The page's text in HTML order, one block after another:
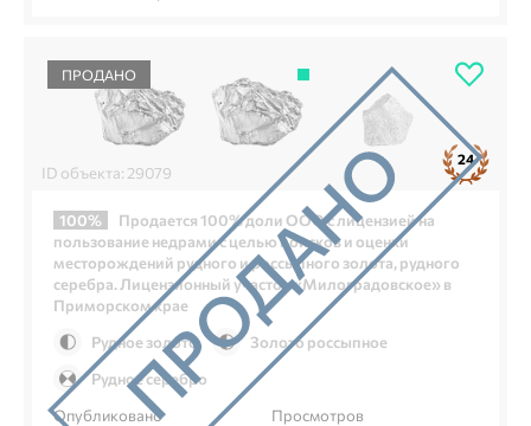
ПРОДАНО
ID объекта: 29079
24
100%
Продается 100% доли ООО с лицензией на
пользование недрами с целью поисков и оценки
месторождений рудного и россыпного золота, рудного
серебра. Лицензионный участок «Милоградовское» в
Приморском крае
Рудное золото
Золото россыпное
Рудное серебро
Опубликовано
Просмотров